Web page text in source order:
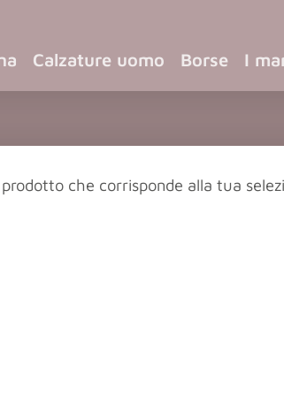
Calzature uomo Borse I
che corrisponde alla tua